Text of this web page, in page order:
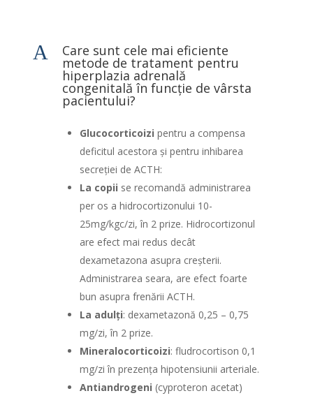
A Care sunt cele mai eficiente
metode de tratament pentru
hiperplazia adrenală
congenitală în funcție de vârsta
pacientului?
Glucocorticoizi pentru a compensa
deficitul acestora şi pentru inhibarea
secreţiei de ACTH:
La copii se recomandă administrarea
per os a hidrocortizonului 10-
25mg/kgc/zi, în 2 prize. Hidrocortizonul
are efect mai redus decât
dexametazona asupra creșterii.
Administrarea seara, are efect foarte
bun asupra frenării ACTH.
La adulți: dexametazonă 0,25 – 0,75
mg/zi, în 2 prize.
Mineralocorticoizi: fludrocortison 0,1
mg/zi în prezența hipotensiunii arteriale.
Antiandrogeni (cyproteron acetat)